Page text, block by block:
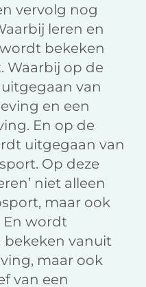
vervolg nog
leren en
bekeken
Waarbij op de
van
en een
En op de
uitgegaan van
Op deze
niet alleen
maar ook
En wordt
bekeken vanuit
maar ook
van een